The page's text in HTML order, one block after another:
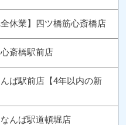
休業】四ツ橋筋心斎橋店
斎橋駅前店
ば駅前店【4年以内の新
んば駅道頓堀店